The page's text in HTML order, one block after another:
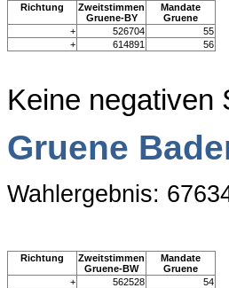
Richtung
Zweitstimmen
Gruene-BY
Mandate
Gruene
+
526704
55
+
614891 56
Keine negativen
Gruene
Wahlergebnis:
Richtung
Zweitstimmen
Gruene-BW
Mandate
Gruene
+
562528
54